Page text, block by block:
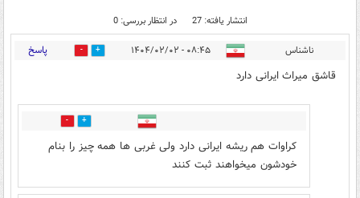
انتشار یافته: 27 در انتظار بررسی: 0
ناشناس ۰۸:۴۵ - ۱۴۰۴/۰۲/۰۲ 28 پاسخ
قاشق میراث ایرانی دارد
8
کراوات هم ریشه ایرانی دارد ولی غربی ها همه چیز را بنام
خودشون میخواهند ثبت کنند